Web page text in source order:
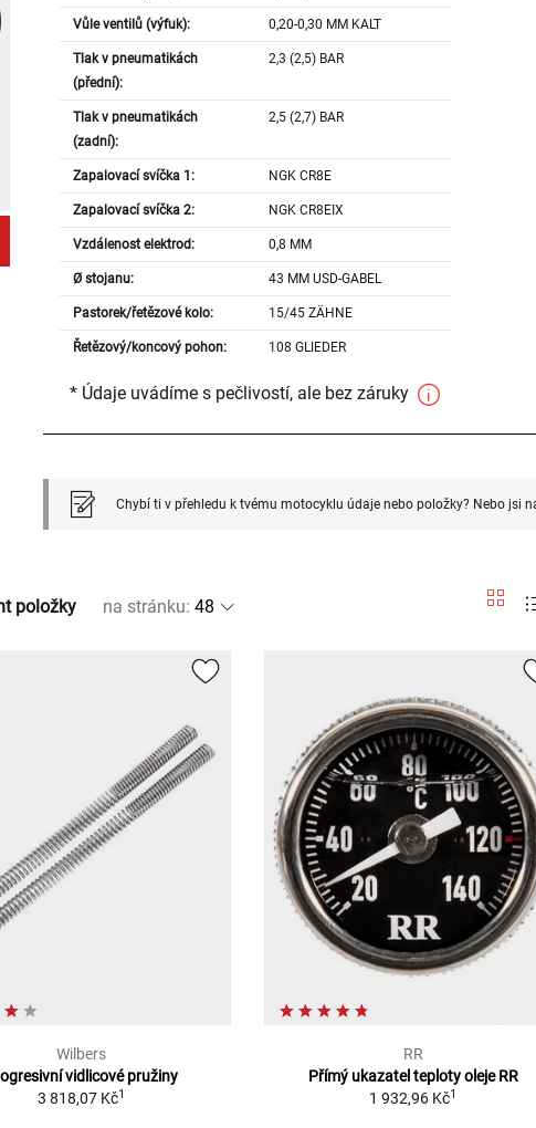
Vůle ventilů (výfuk): 0,20-0,30 MM KALT
Tlak v pneumatikách
(přední):
2,3 (2,5) BAR
Tlak v pneumatikách
(zadní):
2,5 (2,7) BAR
Zapalovací svíčka 1: NGK CR8E
Zapalovací svíčka 2: NGK CR8EIX
Vzdálenost elektrod: 0,8 MM
Ø stojanu: 43 MM USD-GABEL
Pastorek/řetězové kolo: 15/45 ZÄHNE
Řetězový/koncový pohon: 108 GLIEDER
* Údaje uvádíme s pečlivostí, ale bez záruky
Chybí ti v přehledu k tvému motocyklu údaje nebo položky? Nebo jsi
položky na stránku:
Wilbers
vidlicové pružiny
3 818,07 Kč1
RR
Přímý ukazatel teploty oleje RR
1 932,96 Kč1